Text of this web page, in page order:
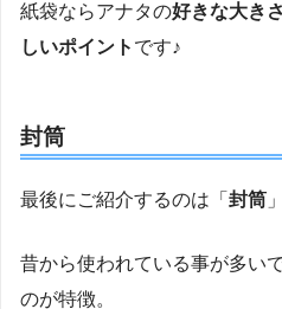
紙袋ならアナタの好きな大き
しいポイント です♪
封筒
最後にご紹介するのは「 封筒
昔から使われている事が多い
のが特徴。